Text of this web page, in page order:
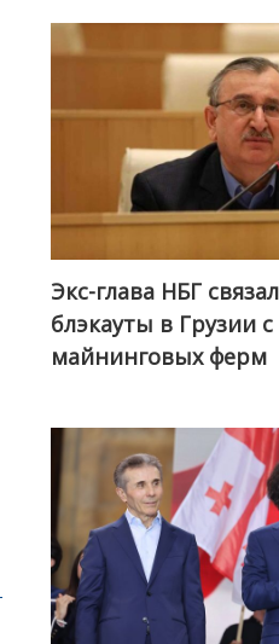
Экс-глава НБГ
блэкауты в Грузии
майнинговых ферм